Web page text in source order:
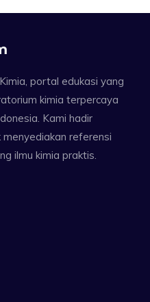
portal edukasi yang
kimia terpercaya
Kami hadir
referensi
ilmu kimia praktis.